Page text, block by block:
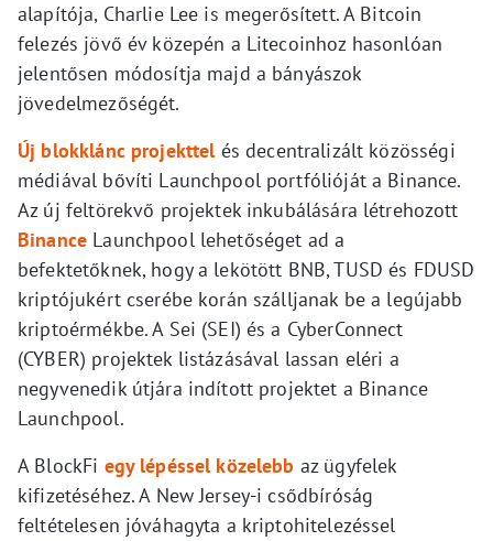
alapítója, Charlie Lee is megerősített. A Bitcoin
felezés jövő év közepén a Litecoinhoz hasonlóan
jelentősen módosítja majd a bányászok
jövedelmezőségét.
Új blokklánc projekttelés decentralizált közösségi
médiával bővíti Launchpool portfólióját a Binance.
Az új feltörekvő projektek inkubálására létrehozott
Binance Launchpool lehetőséget ad a
befektetőknek, hogy a lekötött BNB, TUSD és FDUSD
kriptójukért cserébe korán szálljanak be a legújabb
kriptoérmékbe. A Sei (SEI) és a CyberConnect
(CYBER) projektek listázásával lassan eléri a
negyvenedik útjára indított projektet a Binance
Launchpool.
A BlockFi egy lépéssel közelebb az ügyfelek
kifizetéséhez. A New Jersey-i csődbíróság
feltételesen jóváhagyta a kriptohitelezéssel